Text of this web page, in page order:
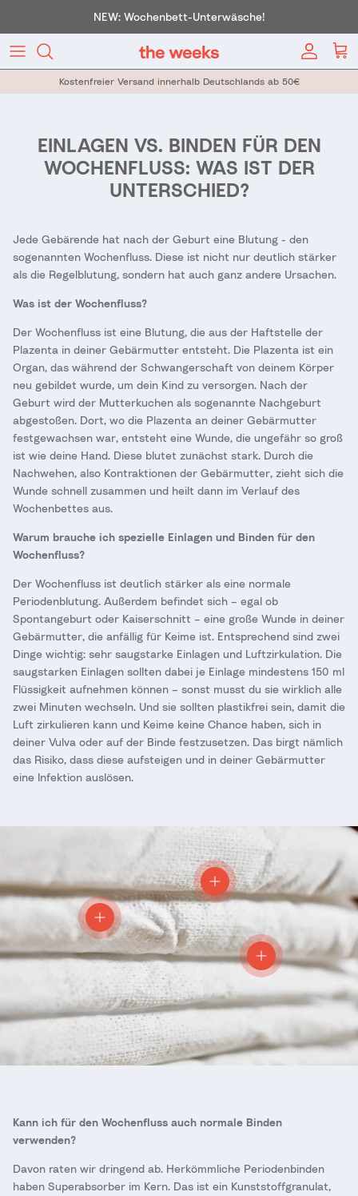
NEW: Wochenbett-Unterwäsche!
Konto
Kostenfreier Versand innerhalb Deutschlands ab 50€
EINLAGEN VS. BINDEN FÜR DEN
WOCHENFLUSS: WAS IST DER
UNTERSCHIED?
Jede Gebärende hat nach der Geburt eine Blutung - den
sogenannten Wochenfluss. Diese ist nicht nur deutlich stärker
als die Regelblutung, sondern hat auch ganz andere Ursachen.
Was ist der Wochenfluss?
Der Wochenfluss ist eine Blutung, die aus der Haftstelle der
Plazenta in deiner Gebärmutter entsteht. Die Plazenta ist ein
Organ, das während der Schwangerschaft von deinem Körper
neu gebildet wurde, um dein Kind zu versorgen. Nach der
Geburt wird der Mutterkuchen als sogenannte Nachgeburt
abgestoßen. Dort, wo die Plazenta an deiner Gebärmutter
festgewachsen war, entsteht eine Wunde, die ungefähr so groß
ist wie deine Hand. Diese blutet zunächst stark. Durch die
Nachwehen, also Kontraktionen der Gebärmutter, zieht sich die
Wunde schnell zusammen und heilt dann im Verlauf des
Wochenbettes aus.
Warum brauche ich spezielle Einlagen und Binden für den
Wochenfluss?
Der Wochenfluss ist deutlich stärker als eine normale
Periodenblutung. Außerdem befindet sich – egal ob
Spontangeburt oder Kaiserschnitt – eine große Wunde in deiner
Gebärmutter, die anfällig für Keime ist. Entsprechend sind zwei
Dinge wichtig: sehr saugstarke Einlagen und Luftzirkulation. Die
saugstarken Einlagen sollten dabei je Einlage mindestens 150 ml
Flüssigkeit aufnehmen können – sonst musst du sie wirklich alle
zwei Minuten wechseln. Und sie sollten plastikfrei sein, damit die
Luft zirkulieren kann und Keime keine Chance haben, sich in
deiner Vulva oder auf der Binde festzusetzen. Das birgt nämlich
das Risiko, dass diese aufsteigen und in deiner Gebärmutter
eine Infektion auslösen.
Einzelheiten anzeigen
Einzelheiten anzeigen
Einzelheiten
Kann ich für den Wochenfluss auch normale Binden
verwenden?
Davon raten wir dringend ab. Herkömmliche Periodenbinden
haben Superabsorber im Kern. Das ist ein Kunststoffgranulat,